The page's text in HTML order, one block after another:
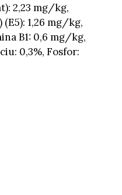
2,23 mg/kg,
1,26 mg/kg,
B1: 0,6 mg/kg,
0,3%, Fosfor: